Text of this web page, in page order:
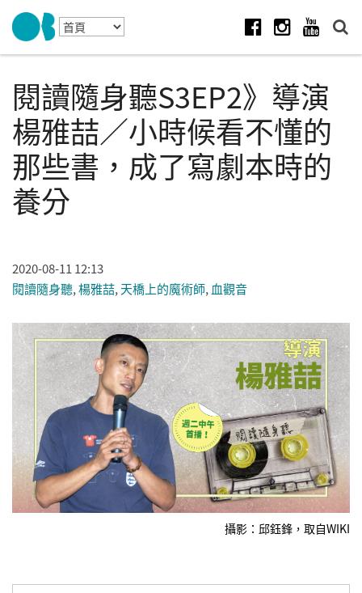
Skip to navigation
移至主內容
閱讀隨身聽S3EP2》導演
楊雅喆／小時候看不懂的
那些書，成了寫劇本時的
養分
2020-08-11 12:13
閱讀隨身聽,楊雅喆, 天橋上的魔術師, 血觀音
攝影：邱鈺鋒，取自WIKI